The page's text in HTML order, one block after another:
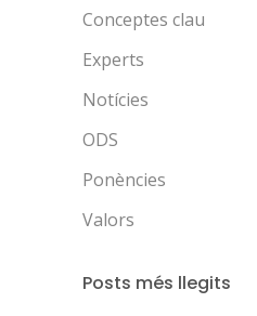
Conceptes clau
Experts
Notícies
ODS
Ponències
Valors
Posts més llegits